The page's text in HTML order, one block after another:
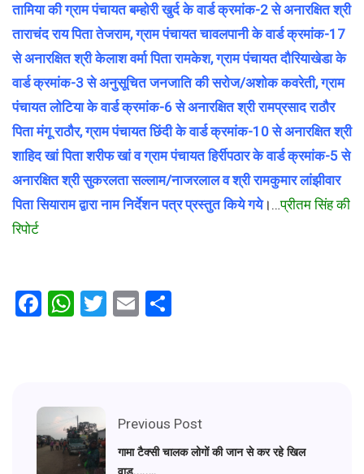
तामिया की ग्राम पंचायत बम्होरी खुर्द के वार्ड क्रमांक-2 से अनारक्षित श्री
ताराचंद राय पिता तेजराम, ग्राम पंचायत चावलपानी के वार्ड क्रमांक-17
से अनारक्षित श्री केलाश वर्मा पिता रामकेश, ग्राम पंचायत दौरियाखेडा के
वार्ड क्रमांक-3 से अनुसूचित जनजाति की सरोज/अशोक कवरेती, ग्राम
पंचायत लोटिया के वार्ड क्रमांक-6 से अनारक्षित श्री रामप्रसाद राठौर
पिता मंगू राठौर, ग्राम पंचायत छिंदी के वार्ड क्रमांक-10 से अनारक्षित श्री
शाहिद खां पिता शरीफ खां व ग्राम पंचायत हिर्रीपठार के वार्ड क्रमांक-5 से
अनारक्षित श्री सुकरलता सल्लाम/नाजरलाल व श्री रामकुमार लांझीवार
पिता सियाराम द्वारा नाम निर्देशन पत्र प्रस्तुत किये गये।…प्रीतम सिंह की
रिपोर्ट
Facebook
WhatsApp
Twitter
Email
Previous Post
गामा टैक्सी चालक लोगों की जान से कर रहे खिल